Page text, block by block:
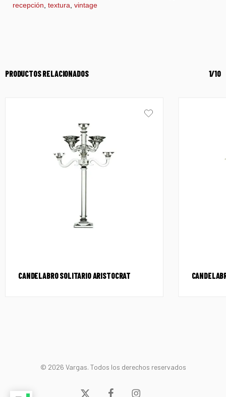
recepción textura vintage
PRODUCTOS RELACIONADOS 1/10
CANDELABRO SOLITARIO ARISTOCRAT
© 2026 Vargas. Todos los derechos reservados
x- facebookinstagram